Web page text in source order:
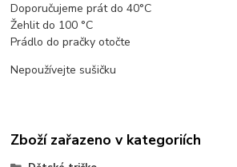
Doporučujeme prát do 40°C
Žehlit do 100 °C
Prádlo do pračky otočte
Nepoužívejte sušičku
Zboží zařazeno v kategoriích